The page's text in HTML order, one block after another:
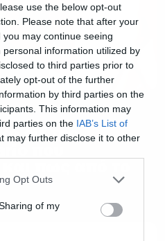
use the below opt-out
Please note that after your
may continue seeing
information utilized by
to third parties prior to
opt-out of the further
by third parties on the
This information may
parties on the IAB’s List of
may further disclose it to other
uses one or more Google
behaviour. You may click to
and its third-party tags to
purposes in below Google
Opt Outs
of my
gif της
που